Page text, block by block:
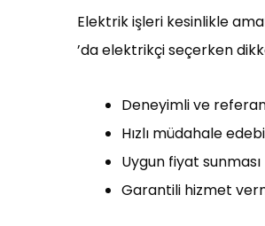
Elektrik işleri kesinlikle
’da elektrikçi seçerken
Deneyimli ve
Hızlı müdahale
Uygun fiyat sunması
Garantili hizmet